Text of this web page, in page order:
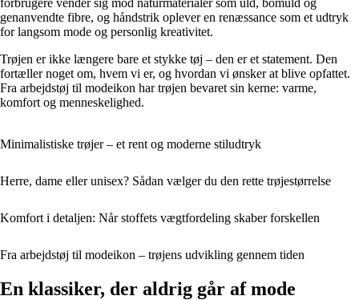
forbrugere vender sig mod naturmaterialer som uld, bomuld og
genanvendte fibre, og håndstrik oplever en renæssance som et udtryk
for langsom mode og personlig kreativitet.
Trøjen er ikke længere bare et stykke tøj – den er et statement. Den
fortæller noget om, hvem vi er, og hvordan vi ønsker at blive opfattet.
Fra arbejdstøj til modeikon har trøjen bevaret sin kerne: varme,
komfort og menneskelighed.
Minimalistiske trøjer – et rent og moderne stiludtryk
Herre, dame eller unisex? Sådan vælger du den rette trøjestørrelse
Komfort i detaljen: Når stoffets vægtfordeling skaber forskellen
Fra arbejdstøj til modeikon – trøjens udvikling gennem tiden
En klassiker, der aldrig går af mode